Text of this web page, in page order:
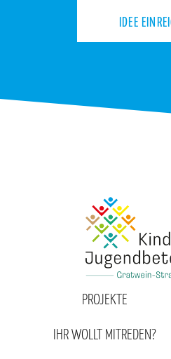
IDEE
PROJEKTE
IHR WOLLT MITREDEN?